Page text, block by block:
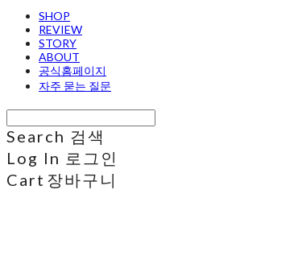
SHOP
REVIEW
STORY
ABOUT
공식홈페이지
자주 묻는 질문
Search 검색
Log In 로그인
Cart 장바구니